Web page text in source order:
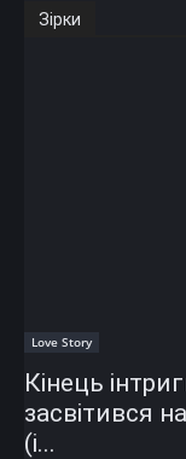
Зірки
Love Story
Кінець
засвітився
(і...